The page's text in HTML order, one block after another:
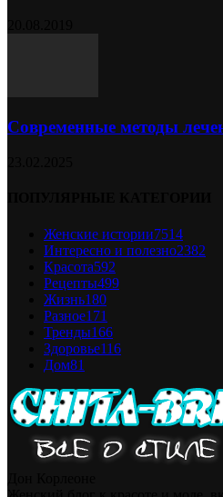
Современные методы
Женские истории7514
Интересно и полезно2382
Красота592
Рецепты499
Жизнь180
Разное171
Тренды166
Здоровье116
Дом81